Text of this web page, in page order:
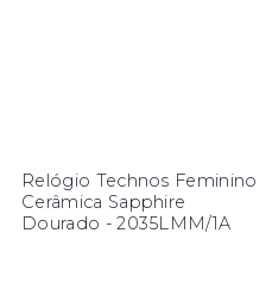
Relógio Technos Feminino
Cerâmica Sapphire
Dourado - 2035LMM/1A